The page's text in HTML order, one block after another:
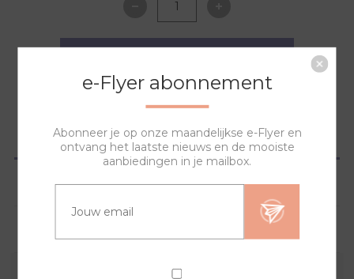
OVERZICHT
SPECIFICATIES
e-Flyer abonnement
Abonneer je op onze maandelijkse e-Flyer en
ontvang het laatste nieuws en de mooiste
aanbiedingen in je mailbox.